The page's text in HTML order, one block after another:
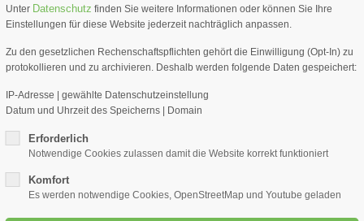
/ 365days
support for our customers
8:00am - 5:00pm
Have any questions?
Drop us a line
Breite
90124-600
Unter Datenschutz finden Sie weitere Informationen oder können Sie Ihre
Einstellungen für diese Website jederzeit nachträglich anpassen.
Zu den gesetzlichen Rechenschaftspflichten gehört die Einwilligung (Opt-In) zu
protokollieren und zu archivieren. Deshalb werden folgende Daten gespeichert:
IP-Adresse | gewählte Datenschutzeinstellung
Datum und Uhrzeit des Speicherns | Domain
Erforderlich
Notwendige Cookies zulassen damit die Website korrekt funktioniert
Komfort
Es werden notwendige Cookies, OpenStreetMap und Youtube geladen